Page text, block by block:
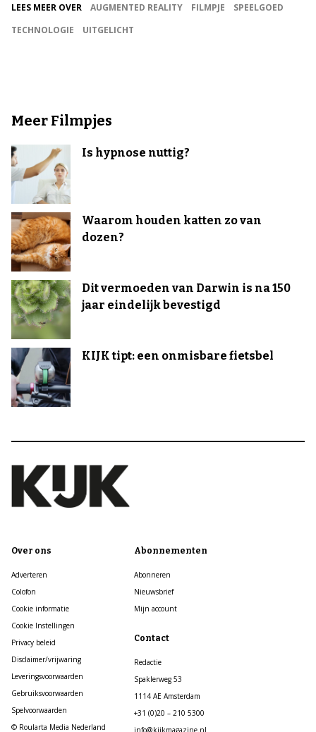
LEES MEER OVER AUGMENTED REALITY FILMPJE
SPEELGOED
TECHNOLOGIE
UITGELICHT
Meer Filmpjes
Is hypnose nuttig?
Waarom houden katten zo van
dozen?
Dit vermoeden van Darwin is na 150
jaar eindelijk bevestigd
KIJK tipt: een onmisbare fietsbel
Over ons
Adverteren
Colofon
Cookie informatie
Cookie Instellingen
Privacy beleid
Disclaimer/vrijwaring
Leveringsvoorwaarden
Gebruiksvoorwaarden
Spelvoorwaarden
© Roularta Media Nederland
Abonnementen
Abonneren
Nieuwsbrief
Mijn account
Contact
Redactie
Spaklerweg 53
1114 AE Amsterdam
+31 (0)20 – 210 5300
info@kijkmagazine.nl